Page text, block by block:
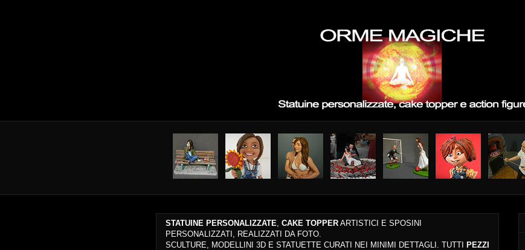
STATUINE PERSONALIZZATE, CAKE TOPPER ARTISTICI
E SPOSINI
PERSONALIZZATI, REALIZZATI DA FOTO.
SCULTURE, MODELLINI 3D E STATUETTE CURATI NEI MINIMI DETTAGLI. TUTTI
PEZZI